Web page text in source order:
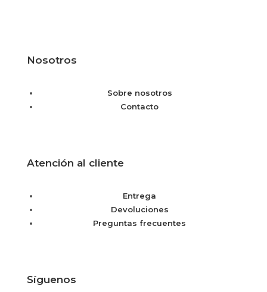
Nosotros
Sobre nosotros
Contacto
Atención al cliente
Entrega
Devoluciones
Preguntas frecuentes
Síguenos